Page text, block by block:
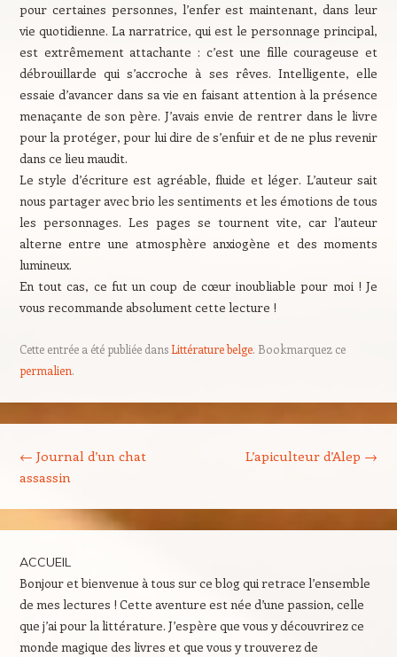
pour certaines personnes, l’enfer est maintenant, dans leur
vie quotidienne. La narratrice, qui est le personnage principal,
est extrêmement attachante : c’est une fille courageuse et
débrouillarde qui s’accroche à ses rêves. Intelligente, elle
essaie d’avancer dans sa vie en faisant attention à la présence
menaçante de son père. J’avais envie de rentrer dans le livre
pour la protéger, pour lui dire de s’enfuir et de ne plus revenir
dans ce lieu maudit.
Le style d’écriture est agréable, fluide et léger. L’auteur sait
nous partager avec brio les sentiments et les émotions de tous
les personnages. Les pages se tournent vite, car l’auteur
alterne entre une atmosphère anxiogène et des moments
lumineux.
En tout cas, ce fut un coup de cœur inoubliable pour moi ! Je
vous recommande absolument cette lecture !
Cette entrée a été publiée dansLittérature belge. Bookmarquez ce
permalien.
← Journal d’un chat
assassin
L’apiculteur d’Alep →
ACCUEIL
Bonjour et bienvenue à tous sur ce blog qui retrace l’ensemble
de mes lectures ! Cette aventure est née d’une passion, celle
que j’ai pour la littérature. J’espère que vous y découvrirez ce
monde magique des livres et que vous y trouverez de